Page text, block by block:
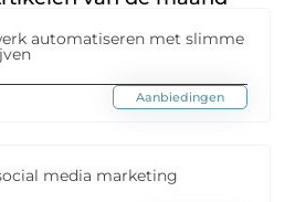
automatiseren met slimme
Aanbiedingen
media marketing